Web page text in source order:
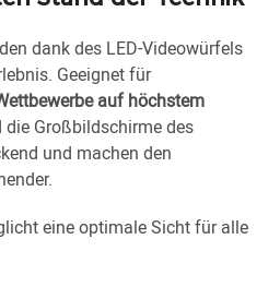
dank des LED-Videowürfels
Geeignet für
auf höchstem
Großbildschirme des
und machen den
eine optimale Sicht für alle